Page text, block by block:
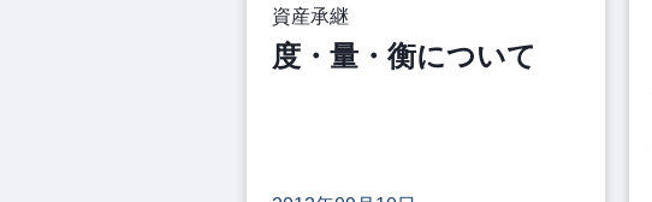
資産承継
度・量・衡について